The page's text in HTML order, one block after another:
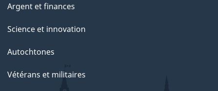
Argent et finances
Science et innovation
Autochtones
Vétérans et militaires